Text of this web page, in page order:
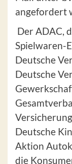
angefordert
Der ADAC,
Spielwaren-
Deutsche
Deutsche
Deutsche
Aktion
die